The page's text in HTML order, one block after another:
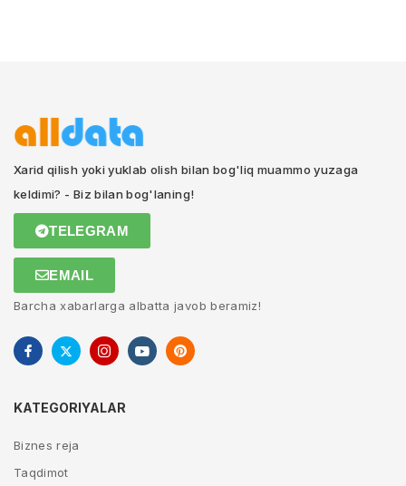
Xarid qilish yoki yuklab olish bilan bog'liq muammo yuzaga
keldimi? - Biz bilan bog'laning!
TELEGRAM
EMAIL
Barcha xabarlarga albatta javob beramiz!
KATEGORIYALAR
Biznes reja
Taqdimot